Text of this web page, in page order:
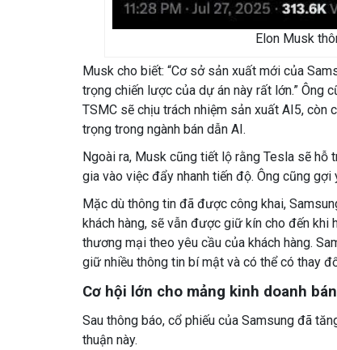
Elon Musk
Musk cho biết: “Cơ sở sản xuất mới của
trọng chiến lược của dự án này rất lớn.” Ông
TSMC sẽ chịu trách nhiệm sản xuất AI5, còn
trọng trong ngành bán dẫn AI.
Ngoài ra, Musk cũng tiết lộ rằng Tesla sẽ
gia vào việc đẩy nhanh tiến độ. Ông cũng
Mặc dù thông tin đã được công khai,
khách hàng, sẽ vẫn được giữ kín cho đến
thương mại theo yêu cầu của khách hàng.
giữ nhiều thông tin bí mật và có thể có thay
Cơ hội lớn cho mảng kinh doanh
Sau thông báo, cổ phiếu của Samsung đã
thuận này.